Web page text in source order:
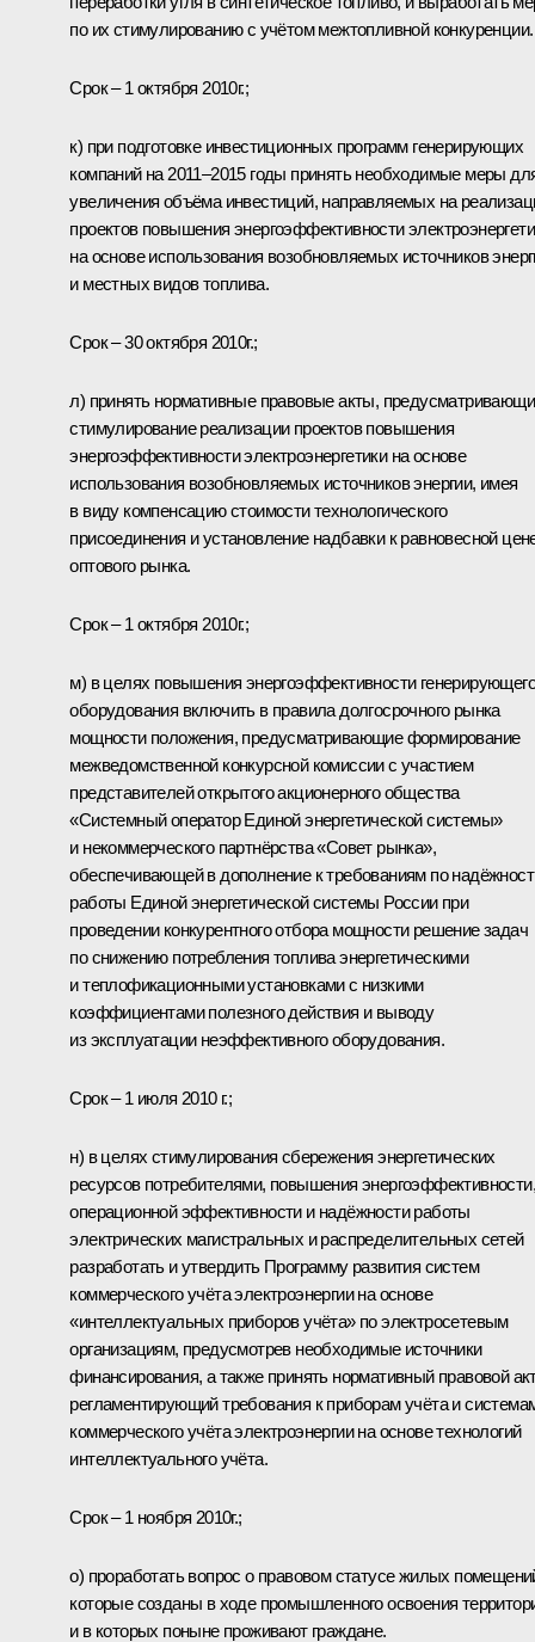
по их стимулированию с учётом межтопливной конкуренции.
Срок – 1 октября 2010г.;
к) при подготовке инвестиционных программ генерирующих
компаний на 2011–2015 годы принять необходимые меры
увеличения объёма инвестиций, направляемых на
проектов повышения энергоэффективности
на основе использования возобновляемых источников
и местных видов топлива.
Срок – 30 октября 2010г.;
л) принять нормативные правовые акты,
стимулирование реализации проектов повышения
энергоэффективности электроэнергетики на основе
использования возобновляемых источников энергии, имея
в виду компенсацию стоимости технологического
присоединения и установление надбавки к равновесной
оптового рынка.
Срок – 1 октября 2010г.;
м) в целях повышения энергоэффективности генерирующего
оборудования включить в правила долгосрочного рынка
мощности положения, предусматривающие формирование
межведомственной конкурсной комиссии с участием
представителей открытого акционерного общества
«Системный оператор Единой энергетической системы»
и некоммерческого партнёрства «Совет рынка»,
обеспечивающей в дополнение к требованиям по
работы Единой энергетической системы России при
проведении конкурентного отбора мощности решение задач
по снижению потребления топлива энергетическими
и теплофикационными установками с низкими
коэффициентами полезного действия и выводу
из эксплуатации неэффективного оборудования.
Срок – 1 июля 2010 г.;
н) в целях стимулирования сбережения энергетических
ресурсов потребителями, повышения энергоэффективности,
операционной эффективности и надёжности работы
электрических магистральных и распределительных сетей
разработать и утвердить Программу развития систем
коммерческого учёта электроэнергии на основе
«интеллектуальных приборов учёта» по электросетевым
организациям, предусмотрев необходимые источники
финансирования, а также принять нормативный правовой
регламентирующий требования к приборам учёта и
коммерческого учёта электроэнергии на основе технологий
интеллектуального учёта.
Срок – 1 ноября 2010г.;
о) проработать вопрос о правовом статусе жилых
которые созданы в ходе промышленного освоения
и в которых поныне проживают граждане.